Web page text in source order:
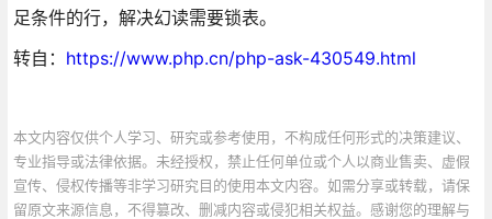
足条件的行，解决幻读需要锁表。
转自： https://www.php.cn/php-ask-430549.html
本文内容仅供个人学习、研究或参考使用，不构成任何形式的决策建议、
专业指导或法律依据。未经授权，禁止任何单位或个人以商业售卖、虚假
宣传、侵权传播等非学习研究目的使用本文内容。如需分享或转载，请保
留原文来源信息，不得篡改、删减内容或侵犯相关权益。感谢您的理解与